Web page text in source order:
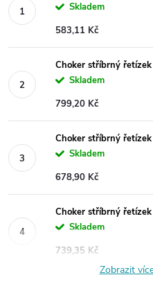
Skladem
583,11 Kč
Choker stříbrný
Skladem
799,20 Kč
Choker stříbrný
Skladem
678,90 Kč
Choker stříbrný
Skladem
739,35 Kč
Zobrazit